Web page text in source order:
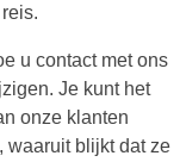
u contact met ons
Je kunt het
onze klanten
, waaruit blijkt dat ze